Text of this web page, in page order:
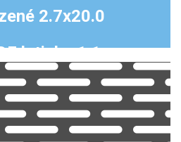
2.7x20.0
k tisku 1:1